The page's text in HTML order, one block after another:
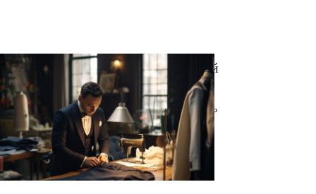
Пройдите тест и узнайте стоимость
пошива костюма по фигуре
Нужен отлично сидящий
костюм для офиса?